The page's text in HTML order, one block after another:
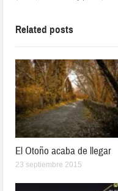
Related posts
El Otoño acaba de llegar
23 septiembre 2015